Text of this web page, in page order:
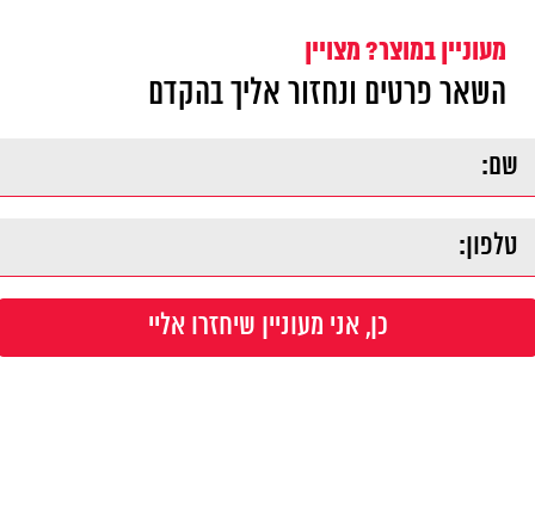
מעוניין במוצר? מצויין
השאר פרטים ונחזור אליך בהקדם